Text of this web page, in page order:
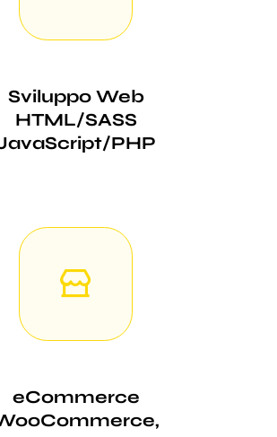
Sviluppo Web
HTML/SASS
PHP
eCommerce